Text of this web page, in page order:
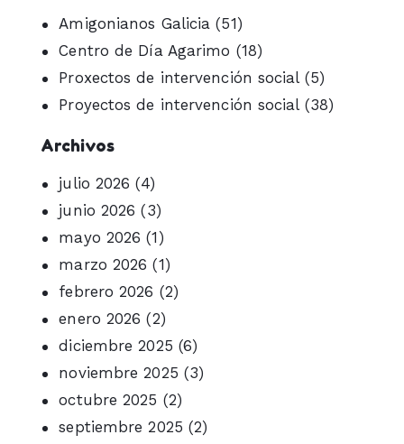
Amigonianos Galicia (51)
Centro de Día Agarimo (18)
Proxectos de intervención social(5)
Proyectos de intervención social(38)
Archivos
julio 2026 (4)
junio 2026 (3)
mayo 2026 (1)
marzo 2026 (1)
febrero 2026 (2)
enero 2026 (2)
diciembre 2025 (6)
noviembre 2025 (3)
octubre 2025 (2)
septiembre 2025 (2)